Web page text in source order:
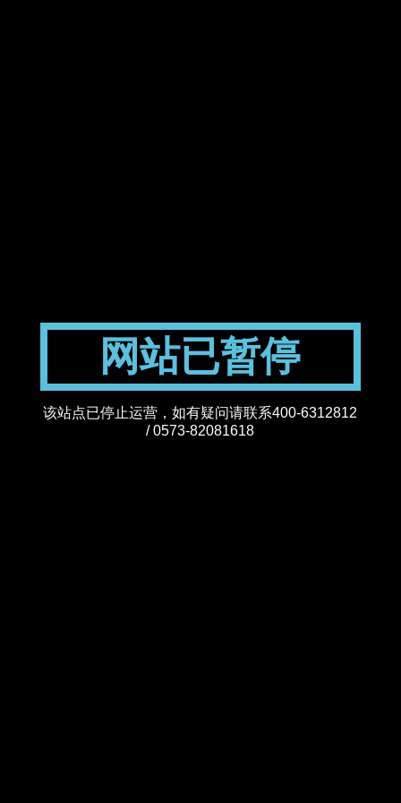
网站已暂停
该站点已停止运营，如有疑问请联系400-6312812
/ 0573-82081618